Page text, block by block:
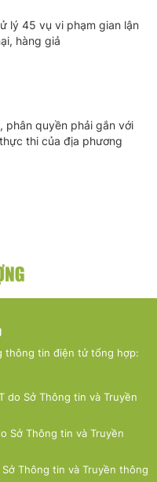
lý 45 vụ vi phạm gian lận
hàng giả
phân quyền phải gắn với
thi của địa phương
thông tin điện tử tổng hợp:
do Sở Thông tin và Truyền
Sở Thông tin và Truyền
Thông tin và Truyền thông